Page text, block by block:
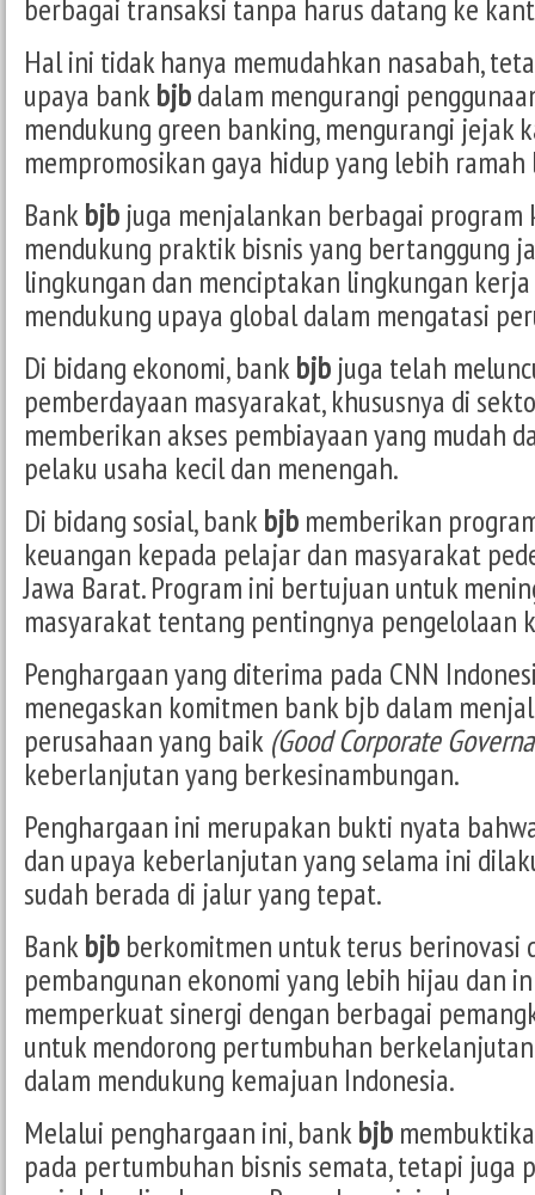
berbagai transaksi tanpa harus datang ke
Hal ini tidak hanya memudahkan nasabah,
upaya bankbjbdalam mengurangi
mendukung green banking, mengurangi jejak
mempromosikan gaya hidup yang lebih
Bankbjb juga menjalankan berbagai
mendukung praktik bisnis yang bertanggung
lingkungan dan menciptakan lingkungan
mendukung upaya global dalam mengatasi
Di bidang ekonomi, bankbjb juga telah
pemberdayaan masyarakat, khususnya di
memberikan akses pembiayaan yang mudah
pelaku usaha kecil dan menengah.
Di bidang sosial, bankbjb memberikan
keuangan kepada pelajar dan masyarakat
Jawa Barat. Program ini bertujuan untuk
masyarakat tentang pentingnya pengelolaan
Penghargaan yang diterima pada CNN
menegaskan komitmen bank bjb dalam
perusahaan yang baik (Good Corporate
keberlanjutan yang berkesinambungan.
Penghargaan ini merupakan bukti nyata
dan upaya keberlanjutan yang selama ini
sudah berada di jalur yang tepat.
Bankbjb berkomitmen untuk terus berinovasi
pembangunan ekonomi yang lebih hijau dan
memperkuat sinergi dengan berbagai
untuk mendorong pertumbuhan
dalam mendukung kemajuan Indonesia.
Melalui penghargaan ini, bankbjb
pada pertumbuhan bisnis semata, tetapi juga